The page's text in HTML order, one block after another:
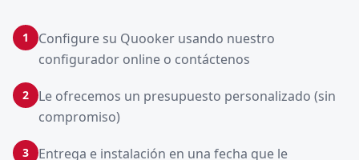
1
Configure su Quooker usando nuestro
configurador online o contáctenos
2
Le ofrecemos un presupuesto personalizado (sin
compromiso)
3
Entrega e instalación en una fecha que le